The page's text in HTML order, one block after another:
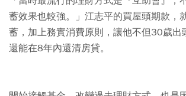
蓄效果也較強。」江志平的買屋頭期款，
蓄，加上務實消費原則，讓他不但30歲出
還能在8年內還清房貸。